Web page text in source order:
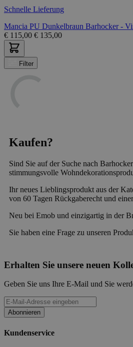
Schnelle Lieferung
Mancia PU Dunkelbraun Barhocker -
€ 115,00 € 135,00
Filter
Kaufen?
Sind Sie auf der Suche nach
stimmungsvolle
Ihr neues Lieblingsprodukt aus der
von 60 Tagen Rückgaberecht und
Neu bei Emob und einzigartig in der
Sie haben eine Frage zu unseren
Erhalten Sie unsere neuen
Geben Sie uns Ihre E-Mail und Sie
Abonnieren
Kundenservice